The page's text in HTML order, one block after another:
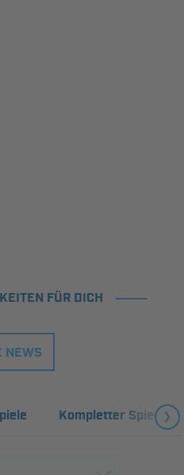
FÜR DICH
NEWS
Kompletter Spielplan